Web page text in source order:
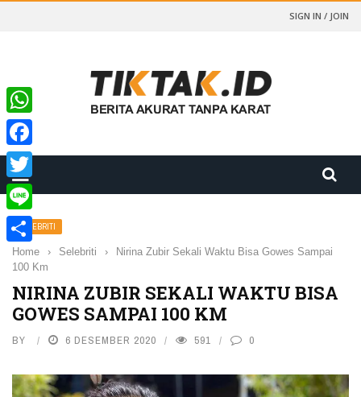
SIGN IN / JOIN
SELEBRITI
Home › Selebriti ›
Nirina Zubir Sekali Waktu Bisa Gowes Sampai
100 Km
NIRINA ZUBIR SEKALI WAKTU BISA
GOWES SAMPAI 100 KM
BY 6 DESEMBER 2020 591 0
WhatsApp
Facebook
Twitter
Line
Share